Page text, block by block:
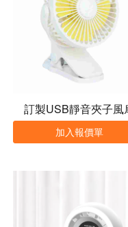
訂製USB靜音夾子風
加入報價單